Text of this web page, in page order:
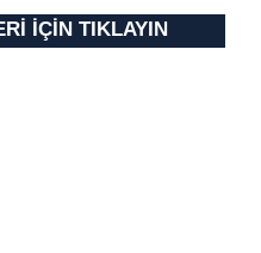
için İnternet
kişilere ait çerezler
İÇİN TIKLAYIN